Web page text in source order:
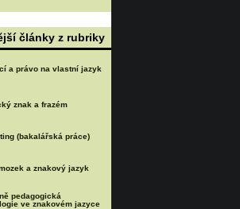
články z rubriky
a právo na vlastní jazyk
znak a frazém
(bakalářská práce)
a znakový jazyk
pedagogická
ve znakovém jazyce